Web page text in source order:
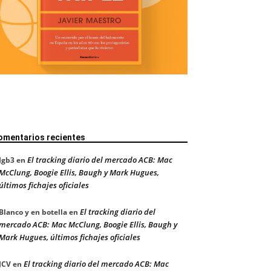
recientes
en El tracking diario del mercado ACB: Mac
Boogie Ellis, Baugh y Mark Hugues,
fichajes oficiales
y en botellaen El tracking diario del
ACB: Mac McClung, Boogie Ellis, Baugh y
Hugues, últimos fichajes oficiales
en El tracking diario del mercado ACB: Mac